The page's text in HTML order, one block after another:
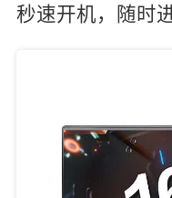
秒速开机，随时